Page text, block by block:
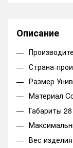
Описание
Страна-
Размер
Материал
Габариты
Вес